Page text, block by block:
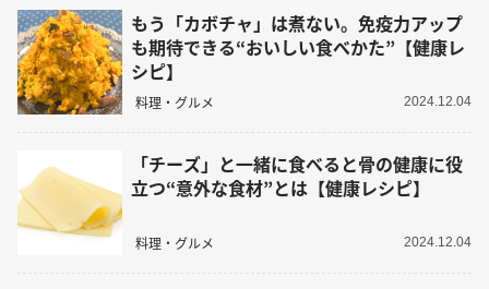
もう「カボチャ」は煮ない。免疫力アップ
も期待できる“おいしい食べかた”【健康レ
シピ】
料理・グルメ 2024.12.04
「チーズ」と一緒に食べると骨の健康に役
立つ“意外な食材”とは【健康レシピ】
料理・グルメ 2024.12.04